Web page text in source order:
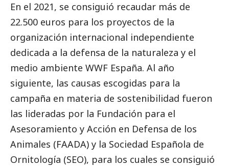
En el 2021, se consiguió recaudar más de
22.500 euros para los proyectos de la
organización internacional independiente
dedicada a la defensa de la naturaleza y el
medio ambiente WWF España. Al año
siguiente, las causas escogidas para la
campaña en materia de sostenibilidad fueron
las lideradas por la Fundación para el
Asesoramiento y Acción en Defensa de los
Animales (FAADA) y la Sociedad Española de
Ornitología (SEO), para los cuales se consiguió